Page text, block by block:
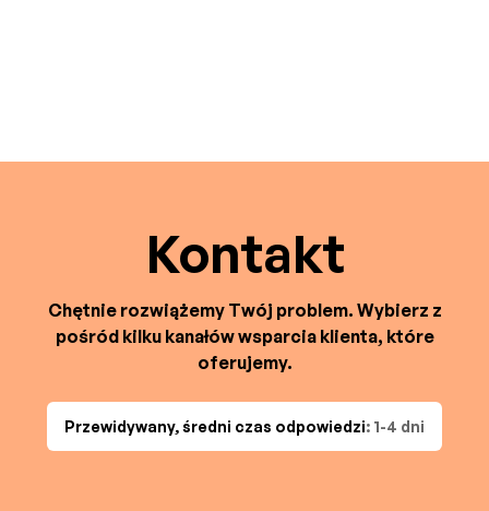
Kontakt
Chętnie rozwiążemy Twój problem. Wybierz z
pośród kilku kanałów wsparcia klienta, które
oferujemy.
Przewidywany, średni czas odpowiedzi: 1-4 dni